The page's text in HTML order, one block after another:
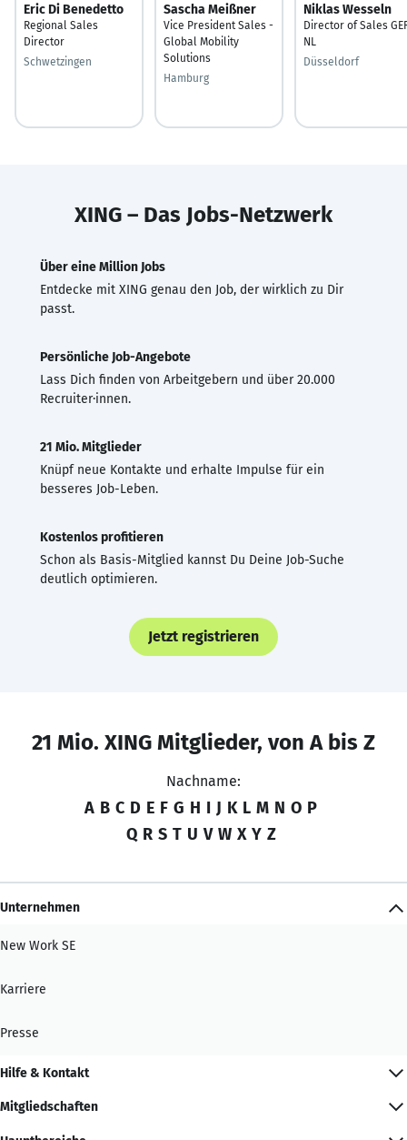
Eric Di Benedetto
Regional Sales
Director
Schwetzingen
Sascha Meißner
Vice President Sales -
Global Mobility
Solutions
Hamburg
Niklas Wesseln
Director of Sales
NL
Düsseldorf
XING – Das Jobs-Netzwerk
Über eine Million Jobs
Entdecke mit XING genau den Job, der wirklich zu Dir
passt.
Persönliche Job-Angebote
Lass Dich finden von Arbeitgebern und über 20.000
Recruiter·innen.
21 Mio. Mitglieder
Knüpf neue Kontakte und erhalte Impulse für ein
besseres Job-Leben.
Kostenlos profitieren
Schon als Basis-Mitglied kannst Du Deine Job-Suche
deutlich optimieren.
Jetzt registrieren
21 Mio. XING Mitglieder, von A bis Z
Nachname:
A B C D E F G H I J K L M N O P
Q R S T U V W X Y Z
Unternehmen
New Work SE
Karriere
Presse
Hilfe & Kontakt
Mitgliedschaften